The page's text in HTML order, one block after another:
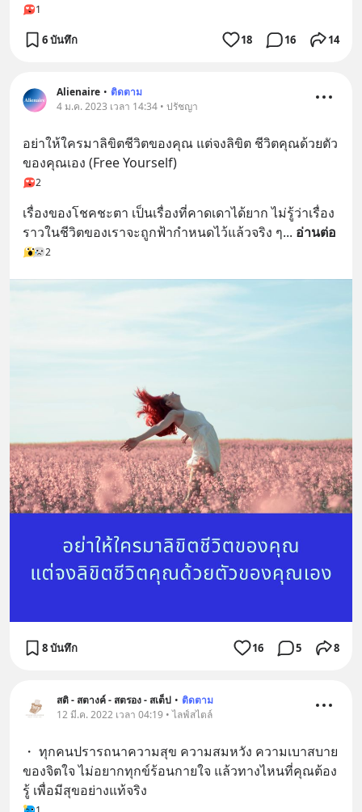
1
6 บันทึก 18 16 14
Alienaire • ติดตาม
4 ม.ค. 2023 เวลา 14:34 • ปรัชญา
อย่าให้ใครมาลิขิตชีวิตของคุณ แต่จงลิขิต ชีวิตคุณด้วยตัว
ของคุณเอง (Free Yourself)
2
เรื่องของโชคชะตา เป็นเรื่องที่คาดเดาได้ยาก ไม่รู้ว่าเรื่อง
ราวในชีวิตของเราจะถูกฟ้ากำหนดไว้แล้วจริง ๆ... อ่านต่อ
2
8 บันทึก 16 5 8
สติ - สตางค์ - สตรอง - สเต็ป • ติดตาม
12 มี.ค. 2022 เวลา 04:19 • ไลฟ์สไตล์
・ ทุกคนปรารถนาความสุข ความสมหวัง ความเบาสบาย
ของจิตใจ ไม่อยากทุกข์ร้อนกายใจ แล้วทางไหนที่คุณต้อง
รู้ เพื่อมีสุขอย่างแท้จริง